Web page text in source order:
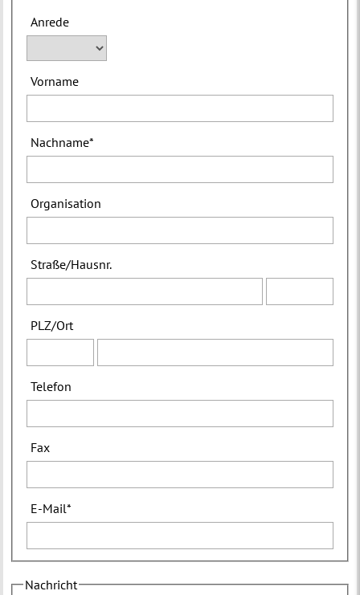
Anrede
Vorname
Nachname*
Organisation
Straße/Hausnr.
PLZ/Ort
Telefon
Fax
E-Mail*
Nachricht